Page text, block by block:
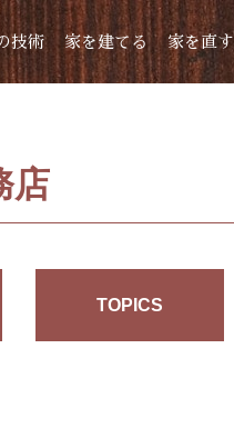
技術 家を建てる 家を直す
店
TOPICS